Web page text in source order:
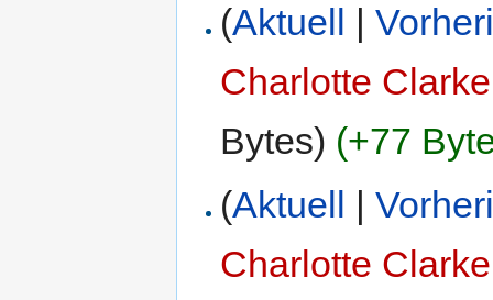
(Aktuell |
Charlotte Clarke
Bytes) (+77
(Aktuell |
Charlotte Clarke